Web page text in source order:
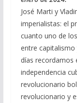
b
o
o
k
José Marti y
imperialistas: el
cuanto uno de
entre
días recordamos
independencia
revolucionario
revolucionario y